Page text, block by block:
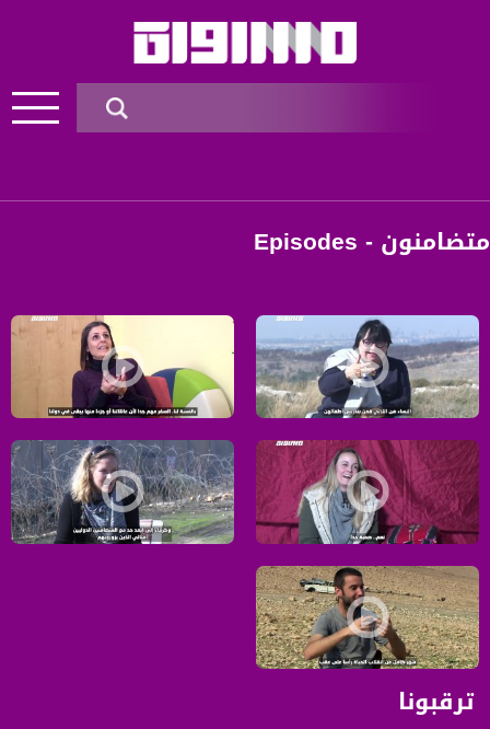
متضامنون - Episodes
حاولت لويزا الحد من بطش الاحتلال من خلال العمل الحقوقي
مضايقات الاحتلال على اجراءات السفر
ساعدت سيليا في ترميم المركز الثقافي في مخيم الدهيشة.،سيليا
يذر وييس-تحث الاجانب على زيارة
الاحتلال الاسرائيلي وظفيته الوحيدة جعل حياة الفلسطيني مستحيلة،ديفيد
ترقبونا